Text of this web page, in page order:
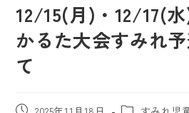
12/15(月)・12/17(
かるた大会すみれ
て